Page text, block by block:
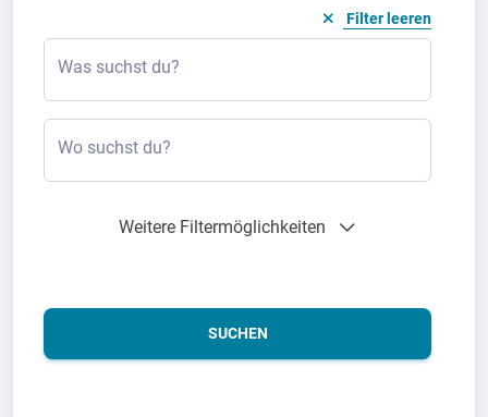
Filter leeren
Was suchst du?
Wo suchst du?
Weitere Filtermöglichkeiten
SUCHEN